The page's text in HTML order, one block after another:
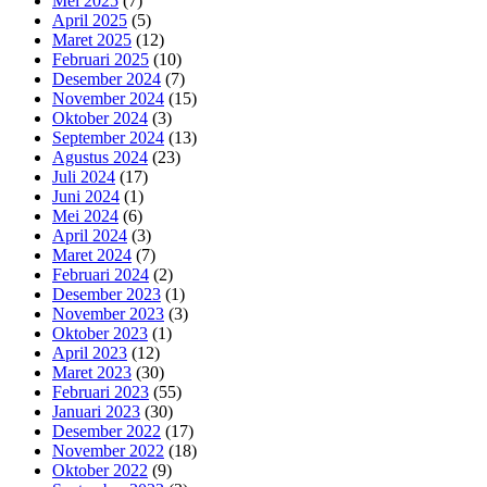
April 2025 (5)
Maret 2025 (12)
Februari 2025 (10)
Desember 2024 (7)
November 2024 (15)
Oktober 2024 (3)
September 2024 (13)
Agustus 2024 (23)
Juli 2024 (17)
Juni 2024 (1)
Mei 2024 (6)
April 2024 (3)
Maret 2024 (7)
Februari 2024 (2)
Desember 2023 (1)
November 2023 (3)
Oktober 2023 (1)
April 2023 (12)
Maret 2023 (30)
Februari 2023 (55)
Januari 2023 (30)
Desember 2022 (17)
November 2022 (18)
Oktober 2022 (9)